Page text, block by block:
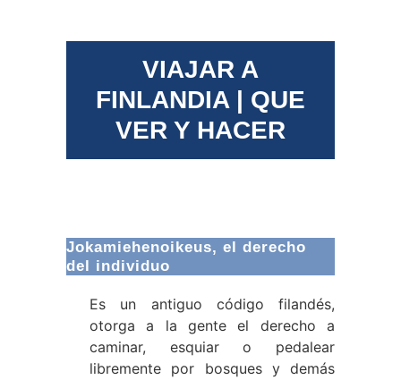
VIAJAR A
FINLANDIA | QUE
VER Y HACER
Jokamiehenoikeus, el derecho
del individuo
Es un antiguo código filandés,
otorga a la gente el derecho a
caminar, esquiar o pedalear
libremente por bosques y demás